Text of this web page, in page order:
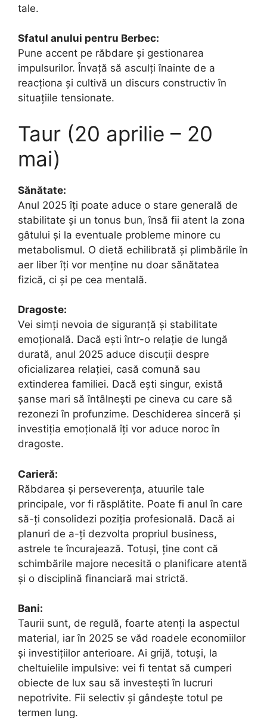
tale.
Sfatul anului pentru Berbec:
Pune accent pe răbdare și gestionarea
impulsurilor. Învață să asculți înainte de a
reacționa și cultivă un discurs constructiv în
situațiile tensionate.
Taur (20 aprilie – 20
mai)
Sănătate:
Anul 2025 îți poate aduce o stare generală de
stabilitate și un tonus bun, însă fii atent la zona
gâtului și la eventuale probleme minore cu
metabolismul. O dietă echilibrată și plimbările în
aer liber îți vor menține nu doar sănătatea
fizică, ci și pe cea mentală.
Dragoste:
Vei simți nevoia de siguranță și stabilitate
emoțională. Dacă ești într-o relație de lungă
durată, anul 2025 aduce discuții despre
oficializarea relației, casă comună sau
extinderea familiei. Dacă ești singur, există
șanse mari să întâlnești pe cineva cu care să
rezonezi în profunzime. Deschiderea sinceră și
investiția emoțională îți vor aduce noroc în
dragoste.
Carieră:
Răbdarea și perseverența, atuurile tale
principale, vor fi răsplătite. Poate fi anul în care
să-ți consolidezi poziția profesională. Dacă ai
planuri de a-ți dezvolta propriul business,
astrele te încurajează. Totuși, ține cont că
schimbările majore necesită o planificare atentă
și o disciplină financiară mai strictă.
Bani:
Taurii sunt, de regulă, foarte atenți la aspectul
material, iar în 2025 se văd roadele economiilor
și investițiilor anterioare. Ai grijă, totuși, la
cheltuielile impulsive: vei fi tentat să cumperi
obiecte de lux sau să investești în lucruri
nepotrivite. Fii selectiv și gândește totul pe
termen lung.